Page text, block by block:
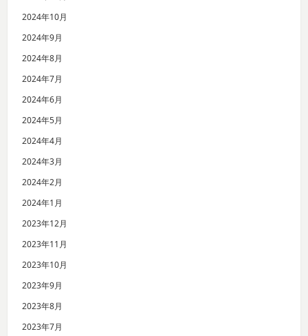
2024年10月
2024年9月
2024年8月
2024年7月
2024年6月
2024年5月
2024年4月
2024年3月
2024年2月
2024年1月
2023年12月
2023年11月
2023年10月
2023年9月
2023年8月
2023年7月